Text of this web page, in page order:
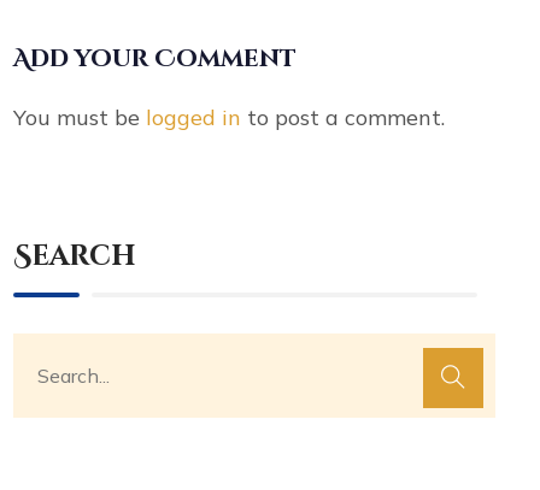
Add your Comment
You must be logged in to post a comment.
Search